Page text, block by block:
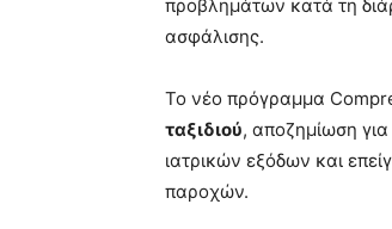
προβλημάτων κατά τη
ασφάλισης.
Το νέο πρόγραμμα
ταξιδιού, αποζημίωση
ιατρικών εξόδων και
παροχών.